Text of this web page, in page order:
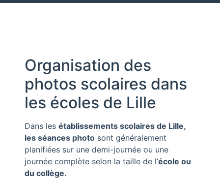
Organisation des
photos scolaires dans
les écoles de Lille
Dans les établissements scolaires de Lille,
les séances photo sont généralement
planifiées sur une demi-journée ou une
journée complète selon la taille de l’école ou
du collège.